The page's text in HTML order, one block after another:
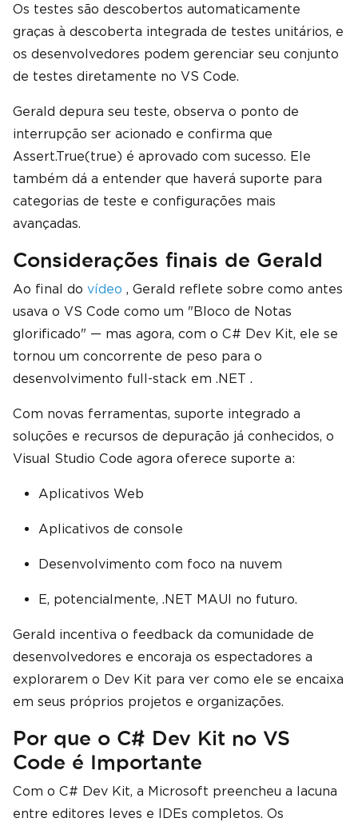
Os testes são descobertos automaticamente
graças à descoberta integrada de testes unitários, e
os desenvolvedores podem gerenciar seu conjunto
de testes diretamente no VS Code.
Gerald depura seu teste, observa o ponto de
interrupção ser acionado e confirma que
Assert.True(true) é aprovado com sucesso. Ele
também dá a entender que haverá suporte para
categorias de teste e configurações mais
avançadas.
Considerações finais de Gerald
Ao final do vídeo , Gerald reflete sobre como antes
usava o VS Code como um "Bloco de Notas
glorificado" — mas agora, com o C# Dev Kit, ele se
tornou um concorrente de peso para o
desenvolvimento full-stack em .NET .
Com novas ferramentas, suporte integrado a
soluções e recursos de depuração já conhecidos, o
Visual Studio Code agora oferece suporte a:
Aplicativos Web
Aplicativos de console
Desenvolvimento com foco na nuvem
E, potencialmente, .NET MAUI no futuro.
Gerald incentiva o feedback da comunidade de
desenvolvedores e encoraja os espectadores a
explorarem o Dev Kit para ver como ele se encaixa
em seus próprios projetos e organizações.
Por que o C# Dev Kit no VS
Code é Importante
Com o C# Dev Kit, a Microsoft preencheu a lacuna
entre editores leves e IDEs completos. Os